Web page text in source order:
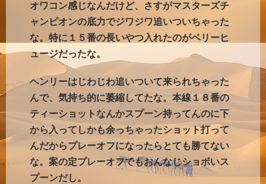
オワコン感じなんだけど、さすがマスターズチ
ャンピオンの底力でジワジワ追いついちゃった
な。特に１５番の長いやつ入れたのがベリーヒ
ュージだったな。
ヘンリーはじわじわ追いついて来られちゃった
んで、気持ち的に萎縮してたな。本線１８番の
ティーショットなんかスプーン持ってんのに下
から入ってしかも余っちゃったショット打って
んだからプレーオフになったらとても勝てない
な。案の定プレーオフでもおんなじショボいス
プーンだし。